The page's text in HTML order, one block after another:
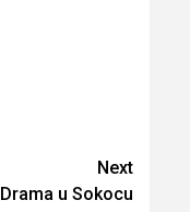
Next
Drama u Sokocu